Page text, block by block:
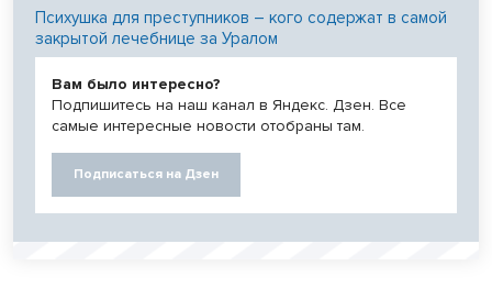
Психушка для преступников – кого содержат в самой
закрытой лечебнице за Уралом
Вам было интересно?
Подпишитесь на наш канал в Яндекс. Дзен. Все
самые интересные новости отобраны там.
Подписаться на Дзен